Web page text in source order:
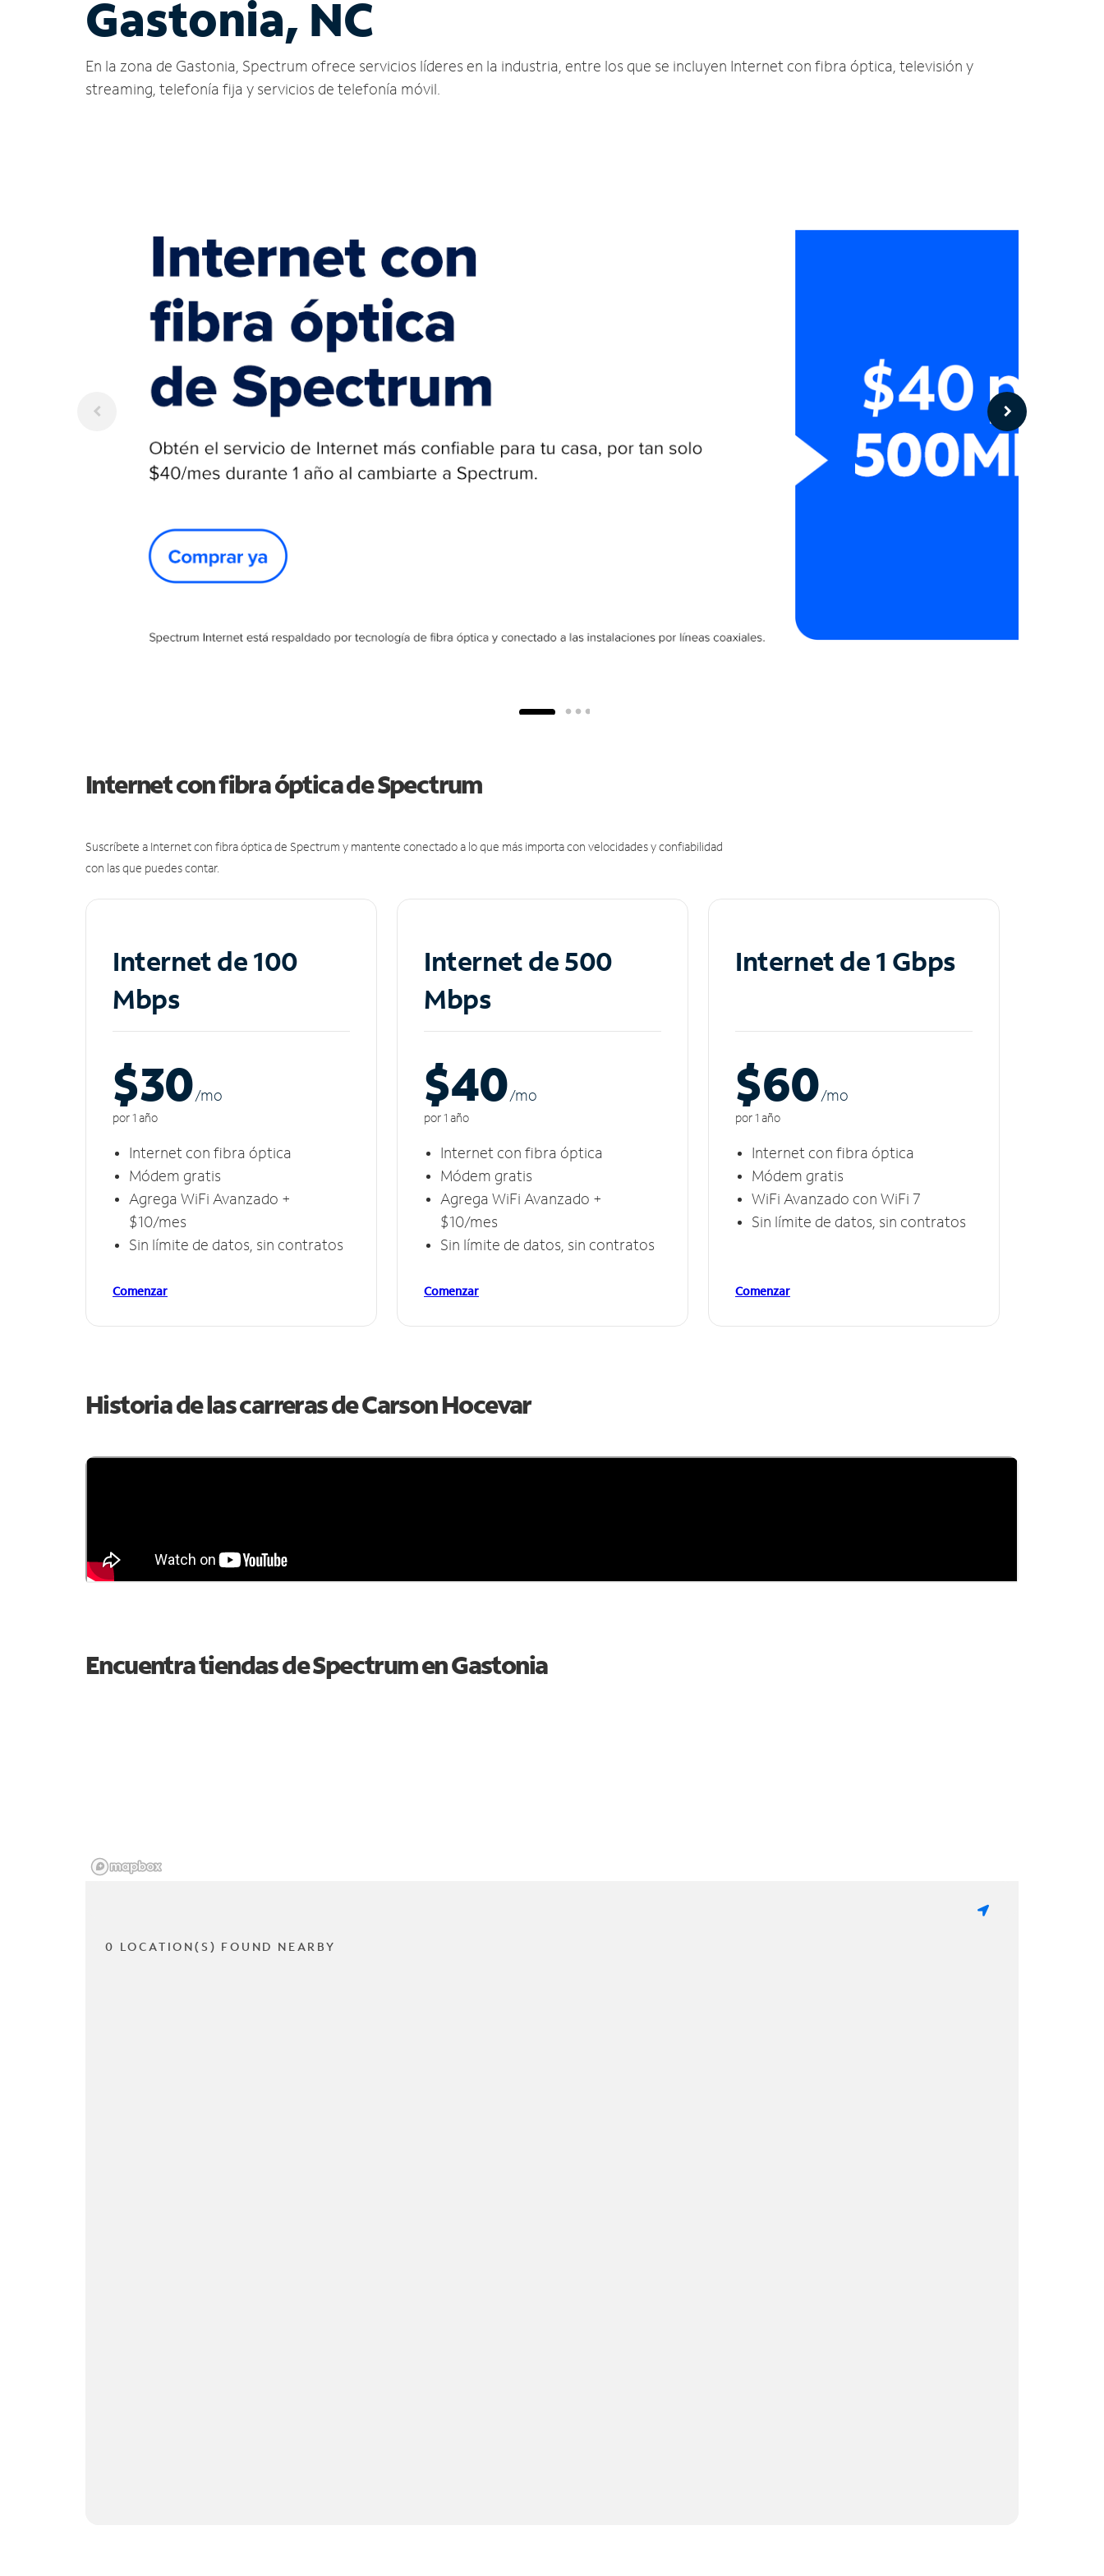
Gastonia, NC
En la zona de Gastonia, Spectrum ofrece servicios líderes en la industria, entre los que se incluyen Internet con fibra óptica, televisión y
streaming, telefonía fija y servicios de telefonía móvil.
Internet con fibra óptica de Spectrum
Suscríbete a Internet con fibra óptica de Spectrum y mantente conectado a lo que más importa con velocidades y confiabilidad
con las que puedes contar.
Internet de 100
Mbps
$30/mo
por 1 año
Internet con fibra óptica
Módem gratis
Agrega WiFi Avanzado +
$10/mes
Sin límite de datos, sin contratos
Comenzar
Internet de 500
Mbps
$40/mo
por 1 año
Internet con fibra óptica
Módem gratis
Agrega WiFi Avanzado +
$10/mes
Sin límite de datos, sin contratos
Comenzar
Internet de 1 Gbps
$60/mo
por 1 año
Internet con fibra óptica
Módem gratis
WiFi Avanzado con WiFi 7
Sin límite de datos, sin contratos
Comenzar
Historia de las carreras de Carson Hocevar
Encuentra tiendas de Spectrum enGastonia
0 LOCATION(S) FOUND NEARBY